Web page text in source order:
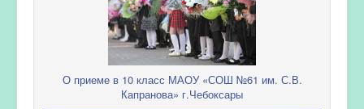
О приеме в 10 класс МАОУ «СОШ №61 им. С.В.
Капранова» г.Чебоксары